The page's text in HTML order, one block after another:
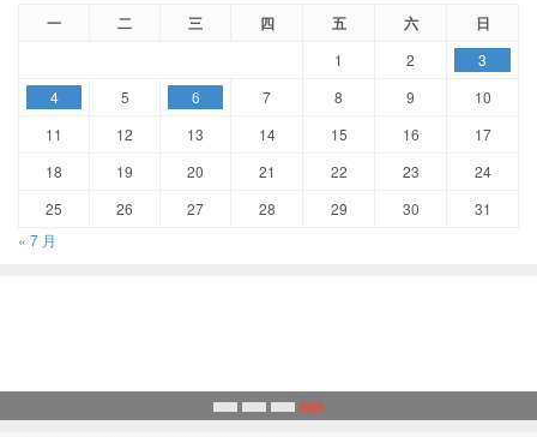
一 二 三 四 五 六 日
1 2
3
4
5 6 7 8 9
10
11
12 13 14 15 16
17
18
19 20 21 22 23
24
25
26 27 28 29 30
31
« 7 月